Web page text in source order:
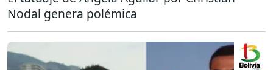
Nodal genera polémica